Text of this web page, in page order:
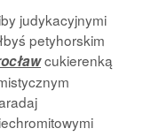
judykacyjnymi
petyhorskim
cukierenką